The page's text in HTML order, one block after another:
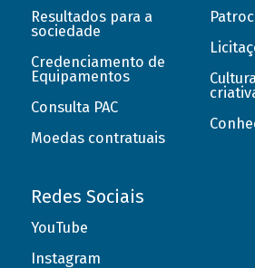
Resultados para a
sociedade
Credenciamento de
Equipamentos
Consulta PAC
Moedas contratuais
Redes Sociais
YouTube
Instagram